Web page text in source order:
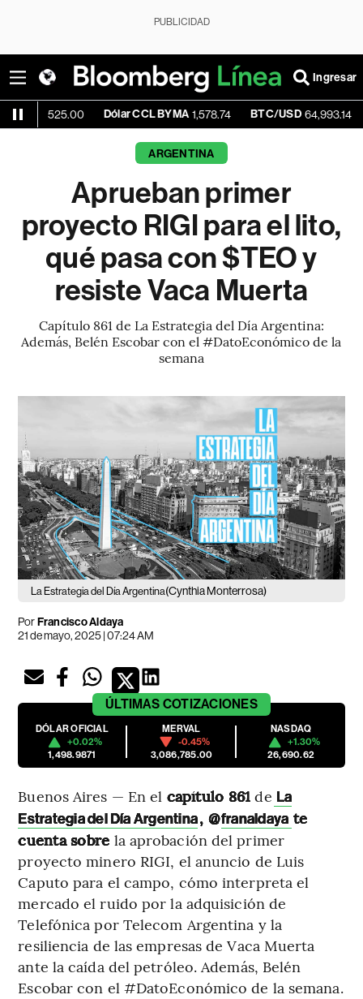
PUBLICIDAD
Ingresar
Dólar CCL BYMA 1,578.74 BTC/USD 64,993.14
ARGENTINA
Aprueban primer
proyecto RIGI para el lito,
qué pasa con $TEO y
resiste Vaca Muerta
Capítulo 861 de La Estrategia del Día Argentina:
Además, Belén Escobar con el #DatoEconómico de la
semana
La Estrategia del Día Argentina(Cynthia Monterrosa)
PorFrancisco Aldaya
21 de mayo, 2025 | 07:24 AM
ÚLTIMAS COTIZACIONES
DÓLAR OFICIAL
+0.02%
1,498.9871
MERVAL
-0.45%
3,086,785.00
NASDAQ
+1.30%
26,690.62
Buenos Aires — En el capítulo 861 de La
Estrategia del Día Argentina, @franaldaya te
cuenta sobre la aprobación del primer
proyecto minero RIGI, el anuncio de Luis
Caputo para el campo, cómo interpreta el
mercado el ruido por la adquisición de
Telefónica por Telecom Argentina y la
resiliencia de las empresas de Vaca Muerta
ante la caída del petróleo. Además, Belén
Escobar con el #DatoEconómico de la semana.